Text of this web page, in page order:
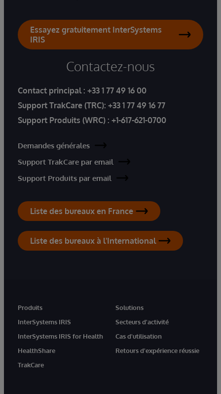
Essayez gratuitement InterSystems
IRIS
Contactez-nous
Contact principal : +33 1 77 49 16 00
Support TrakCare (TRC): +33 1 77 49 16 77
Support Produits (WRC) : +1-617-621-0700
Demandes générales
Support TrakCare par email
Support Produits par email
Liste des bureaux en France
Liste des bureaux à l'International
Produits
InterSystems IRIS
InterSystems IRIS for Health
HealthShare
TrakCare
Solutions
Secteurs d'activité
Cas d'utilisation
Retours d'expérience réussie